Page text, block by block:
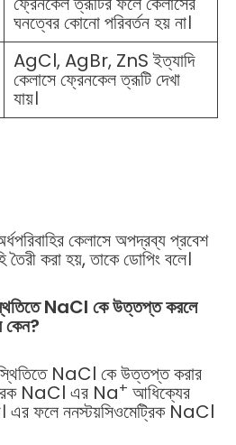
ঘনত্বের কোনো পরিবর্তন হয় না।
AgCl, AgBr, ZnS ইত্যাদি
কেলাসে ফ্রেনকেল ত্রূটি দেখা
যায়।
কেলাসে অপদ্রব্য প্রবেশ
তৈরী করা হয়, তাকে ডোপিং বলে।
NaCl কেউত্তপ্তকরলে
কেন?
NaCl কে উত্তপ্ত করার
NaCl এর Na+ আধিক্যের
এর ফলে ননস্টয়সিওমেট্রিক NaCl